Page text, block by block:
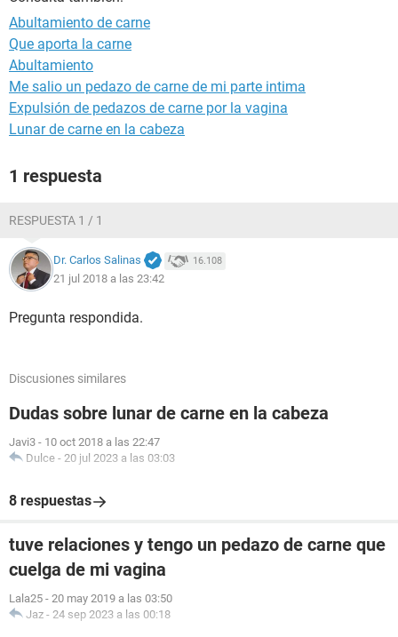
Abultamiento de carne
Que aporta la carne
Abultamiento
Me salio un pedazo de carne de mi parte intima
Expulsión de pedazos de carne por la vagina
Lunar de carne en la cabeza
1 respuesta
RESPUESTA 1 / 1
Dr. Carlos Salinas 16.108
21 jul 2018 a las 23:42
Pregunta respondida.
Discusiones similares
Dudas sobre lunar de carne en la cabeza
Javi3 - 10 oct 2018 a las 22:47
Dulce - 20 jul 2023 a las 03:03
8 respuestas
tuve relaciones y tengo un pedazo de carne que
cuelga de mi vagina
Lala25 - 20 may 2019 a las 03:50
Jaz - 24 sep 2023 a las 00:18